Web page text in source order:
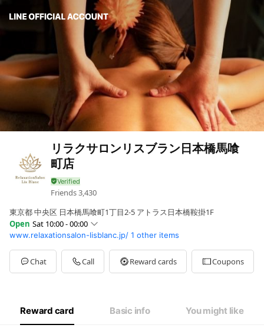
リラクサロンリスブラン日本橋馬喰
町店
Friends3,430
東京都 中央区 日本橋馬喰町1丁目2-5 アトラス日本橋鞍掛1F
Open Sat 10:00 - 00:00
Sun10:00 - 00:00
Mon10:00 - 00:00
Tue10:00 - 00:00
Wed10:00 - 00:00
※最終受付はPM22時50分となります。
www.relaxationsalon-lisblanc.jp/ 1 other items
Chat Call Reward cards Coupons
Reward card Basic info You might like